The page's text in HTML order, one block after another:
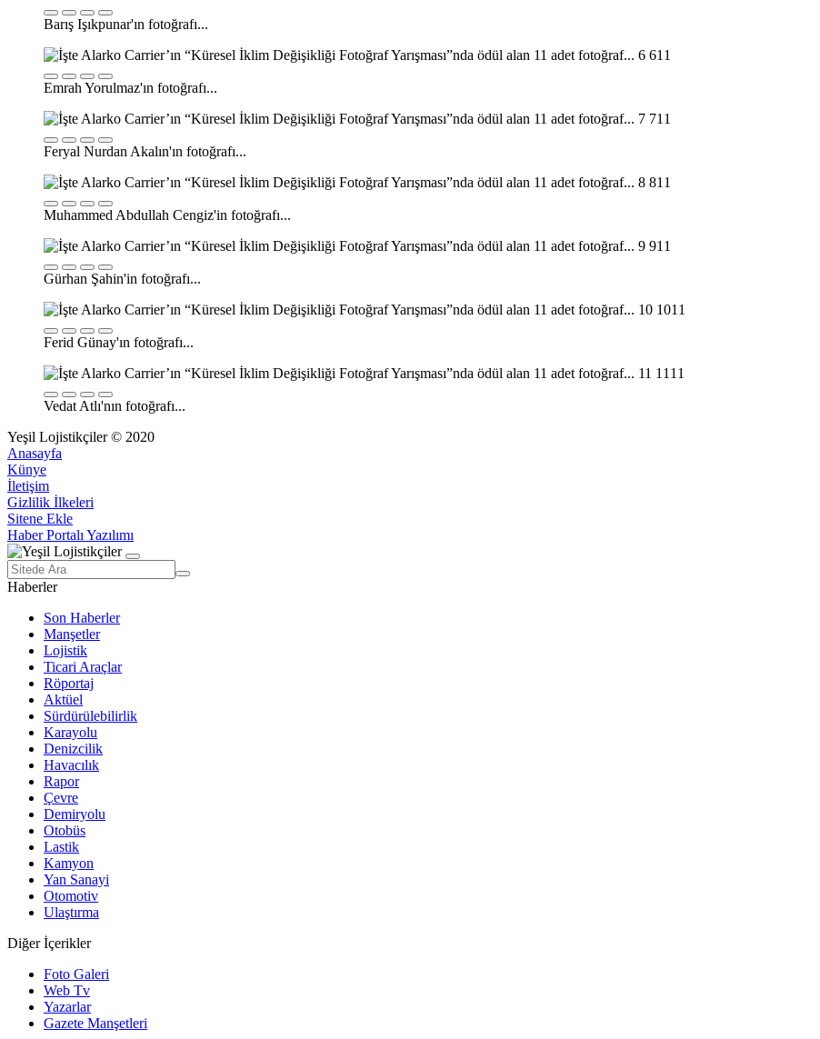
Barış Işıkpunar'ın fotoğrafı...
611
Emrah Yorulmaz'ın fotoğrafı...
711
Feryal Nurdan Akalın'ın fotoğrafı...
811
Muhammed Abdullah Cengiz'in fotoğrafı...
911
Gürhan Şahin'in fotoğrafı...
1011
Ferid Günay'ın fotoğrafı...
11 11
Vedat Atlı'nın fotoğrafı...
Yeşil Lojistikçiler © 2020
Anasayfa
Künye
İletişim
Gizlilik İlkeleri
Sitene Ekle
Haber Portalı Yazılımı
Haberler
Son Haberler
Manşetler
Lojistik
Ticari Araçlar
Röportaj
Aktüel
Sürdürülebilirlik
Karayolu
Denizcilik
Havacılık
Rapor
Çevre
Demiryolu
Otobüs
Lastik
Kamyon
Yan Sanayi
Otomotiv
Ulaştırma
Diğer İçerikler
Foto Galeri
Web Tv
Yazarlar
Gazete Manşetleri